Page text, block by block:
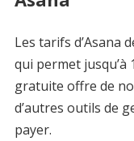
Les tarifs d’Asana
qui permet
gratuite offre de
d’autres outils de
payer.